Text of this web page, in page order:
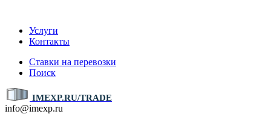
Услуги
Контакты
Ставки на перевозки
Поиск
IMEXP.RU/TRADE
info@imexp.ru